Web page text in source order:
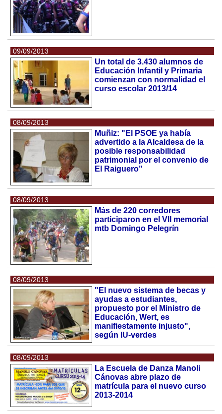
09/09/2013
Un total de 3.430 alumnos de
Educación Infantil y Primaria
comienzan con normalidad el
curso escolar 2013/14
08/09/2013
Muñiz: "El PSOE ya había
advertido a la Alcaldesa de la
posible responsabilidad
patrimonial por el convenio de
El Raiguero"
08/09/2013
Más de 220 corredores
participaron en el VII memorial
mtb Domingo Pelegrín
08/09/2013
"El nuevo sistema de becas y
ayudas a estudiantes,
propuesto por el Ministro de
Educación, Wert, es
manifiestamente injusto",
según IU-verdes
08/09/2013
La Escuela de Danza Manoli
Cánovas abre plazo de
matrícula para el nuevo curso
2013-2014